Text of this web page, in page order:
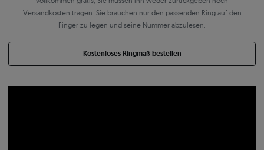
Versandkosten tragen. Sie brauchen nur den passenden Ring auf den
Finger zu legen und seine Nummer abzulesen.
Kostenloses Ringmaß bestellen